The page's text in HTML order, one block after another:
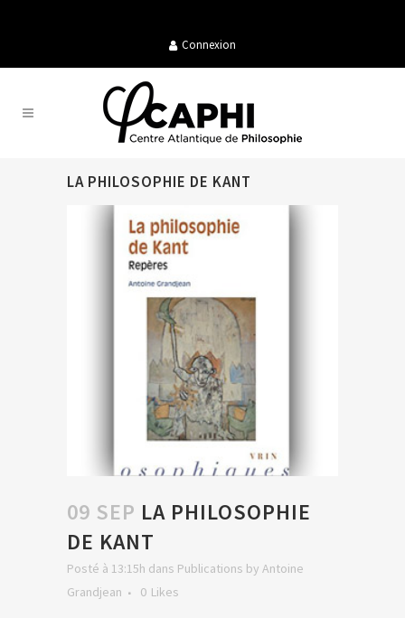
Connexion
LA PHILOSOPHIE DE KANT
09 SEP LA PHILOSOPHIE
DE KANT
Posté à 13:15h dans Publications by Antoine
Grandjean
0 Likes